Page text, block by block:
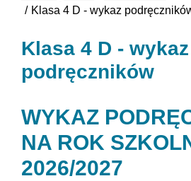
Klasa 4 D - wykaz
Klasa 4 D - wykaz
podręczników
WYKAZ
NA ROK
2026/2027